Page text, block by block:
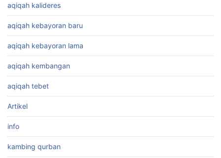
aqiqah kalideres
aqiqah kebayoran baru
aqiqah kebayoran lama
aqiqah kembangan
aqiqah tebet
Artikel
info
kambing qurban